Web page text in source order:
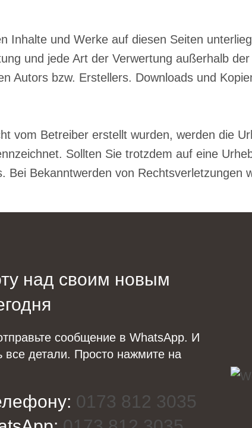
Inhalte und Werke auf diesen Seiten
und jede Art der Verwertung außerhalb
Autors bzw. Erstellers. Downloads und
vom Betreiber erstellt wurden, werden die
Sollten Sie trotzdem auf eine
Bei Bekanntwerden von Rechtsverletzungen
над своим новым
сообщение в WhatsApp. И
детали. Просто нажмите на
0173 812 3035